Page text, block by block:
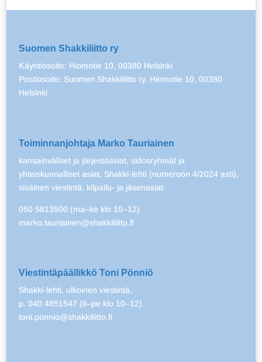
Suomen Shakkiliitto ry
Käyntiosoite: Hiomotie 10, 00380 Helsinki
Postiosoite: Suomen Shakkiliitto ry, Hiomotie 10, 00380
Helsinki
Toiminnanjohtaja Marko Tauriainen
kansainväliset ja järjestöasiat, sidosryhmät ja
yhteiskunnalliset asiat, Shakki-lehti (numeroon 4/2024 asti),
sisäinen viestintä, kilpailu- ja jäsenasiat.
050 5813500 (ma–ke klo 10–12)
marko.tauriainen@shakkiliitto.fi
Viestintäpäällikkö Toni Pönniö
Shakki-lehti, ulkoinen viestintä.
p. 040 4851547 (ti–pe klo 10–12)
toni.ponnio@shakkiliitto.fi